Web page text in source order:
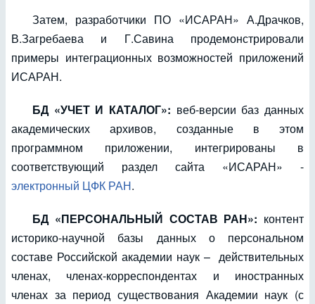
Затем, разработчики ПО «ИСАРАН» А.Драчков,
В.Загребаева и Г.Савина продемонстрировали
примеры интеграционных возможностей приложений
ИСАРАН.
БД «УЧЕТ И КАТАЛОГ»: веб-версии баз данных
академических архивов, созданные в этом
программном приложении, интегрированы в
соответствующий раздел сайта «ИСАРАН» -
электронный ЦФК РАН.
БД «ПЕРСОНАЛЬНЫЙ СОСТАВ РАН»: контент
историко-научной базы данных о персональном
составе Российской академии наук – действительных
членах, членах-корреспондентах и иностранных
членах за период существования Академии наук (с